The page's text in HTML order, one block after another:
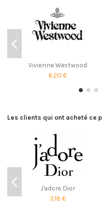
Vivienne Westwood
6,20 €
Les clients qui ont acheté ce
J'adore Dior
3,18 €